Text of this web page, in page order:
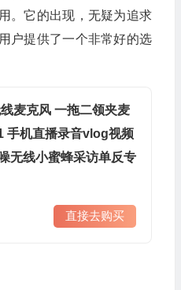
。它的出现，无疑为追求
户提供了一个非常好的选
麦克风 一拖二领夹麦
手机直播录音vlog视频
无线小蜜蜂采访单反专
直接去购买